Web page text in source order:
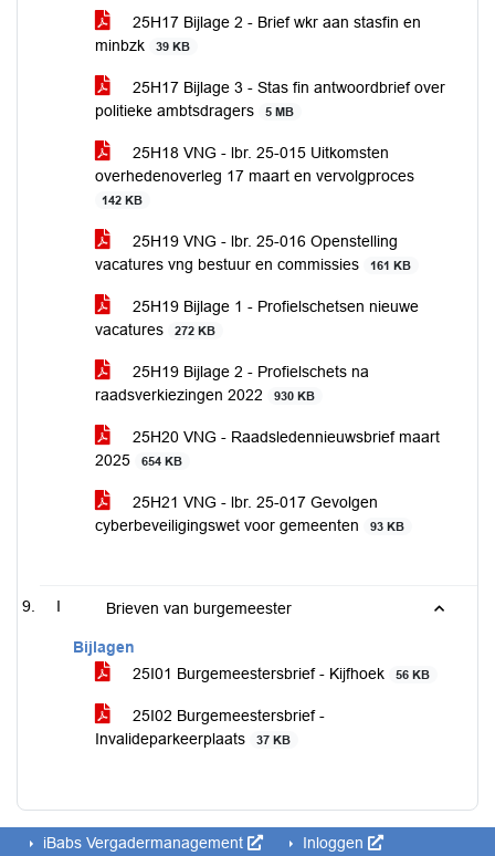
25H17 Bijlage 2 - Brief wkr aan stasfin en
minbzk
39 KB
25H17 Bijlage 3 - Stas fin antwoordbrief over
politieke ambtsdragers
5 MB
25H18 VNG - lbr. 25-015 Uitkomsten
overhedenoverleg 17 maart en vervolgproces
142 KB
25H19 VNG - lbr. 25-016 Openstelling
vacatures vng bestuur en commissies
161 KB
25H19 Bijlage 1 - Profielschetsen nieuwe
vacatures
272 KB
25H19 Bijlage 2 - Profielschets na
raadsverkiezingen 2022
930 KB
25H20 VNG - Raadsledennieuwsbrief maart
2025
654 KB
25H21 VNG - lbr. 25-017 Gevolgen
cyberbeveiligingswet voor gemeenten
93 KB
I Brieven van burgemeester
Bijlagen
25I01 Burgemeestersbrief - Kijfhoek
56 KB
25I02 Burgemeestersbrief -
Invalideparkeerplaats
37 KB
iBabs Vergadermanagement Inloggen